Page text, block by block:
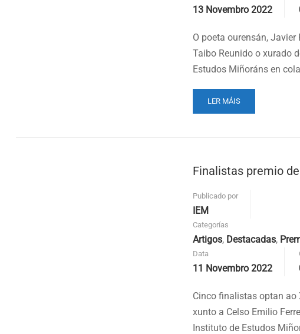
13 Novembro 2022
O poeta ourensán,
Taibo Reunido o xurado
Estudos Miñoráns en
READ
MORE
PREMIO
POESÍA
VICTORIANO
LER MÁIS
Finalistas premio
Publicado por
IEM
Categorías
Artigos, Destacadas,
Data
11 Novembro 2022
Cinco finalistas optan ao
xunto a Celso Emilio
Instituto de Estudos